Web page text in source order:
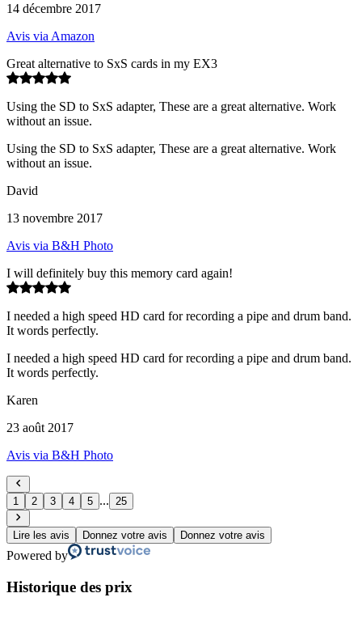
14 décembre 2017
Avis via Amazon
Great alternative to SxS cards in my EX3
Using the SD to SxS adapter, These are a great alternative. Work
without an issue.
Using the SD to SxS adapter, These are a great alternative. Work
without an issue.
David
13 novembre 2017
Avis via B&H Photo
I will definitely buy this memory card again!
I needed a high speed HD card for recording a pipe and drum band.
It words perfectly.
I needed a high speed HD card for recording a pipe and drum band.
It words perfectly.
Karen
23 août 2017
Avis via B&H Photo
1 2 3 4 5 ... 25
Lire les avis Donnez votre avis Donnez votre avis
Powered by
Historique des prix